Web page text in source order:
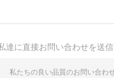
達に直接お問い合わせを送信